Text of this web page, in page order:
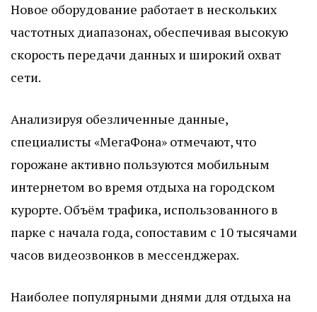
Новое оборудование работает в нескольких
частотных диапазонах, обеспечивая высокую
скорость передачи данных и широкий охват
сети.
Анализируя обезличенные данные,
специалисты «МегаФона» отмечают, что
горожане активно пользуются мобильным
интернетом во время отдыха на городском
курорте. Объём трафика, использованного в
парке с начала года, сопоставим с 10 тысячами
часов видеозвонков в мессенджерах.
Наиболее популярными днями для отдыха на